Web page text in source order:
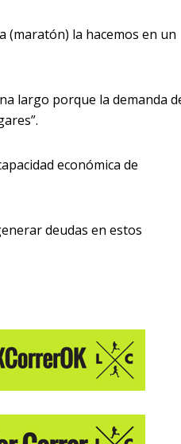
(maratón) la hacemos en un
largo porque la demanda
económica de
deudas en estos